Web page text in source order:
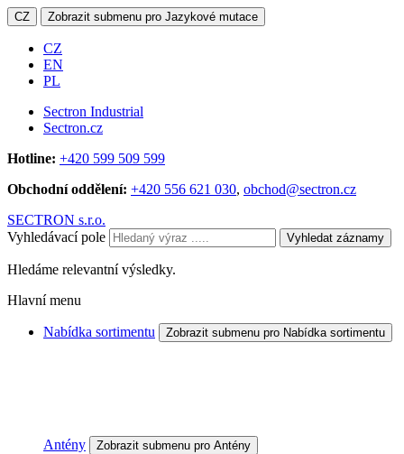
CZ Zobrazit submenu pro Jazykové mutace
CZ
EN
PL
Sectron Industrial
Sectron.cz
Hotline: +420 599 509 599
Obchodní oddělení: +420 556 621 030, obchod@sectron.cz
SECTRON s.r.o.
Vyhledávací pole
Vyhledat záznamy
Hledáme relevantní výsledky.
Hlavní menu
Nabídka sortimentu Zobrazit submenu pro Nabídka sortimentu
Antény Zobrazit submenu pro Antény